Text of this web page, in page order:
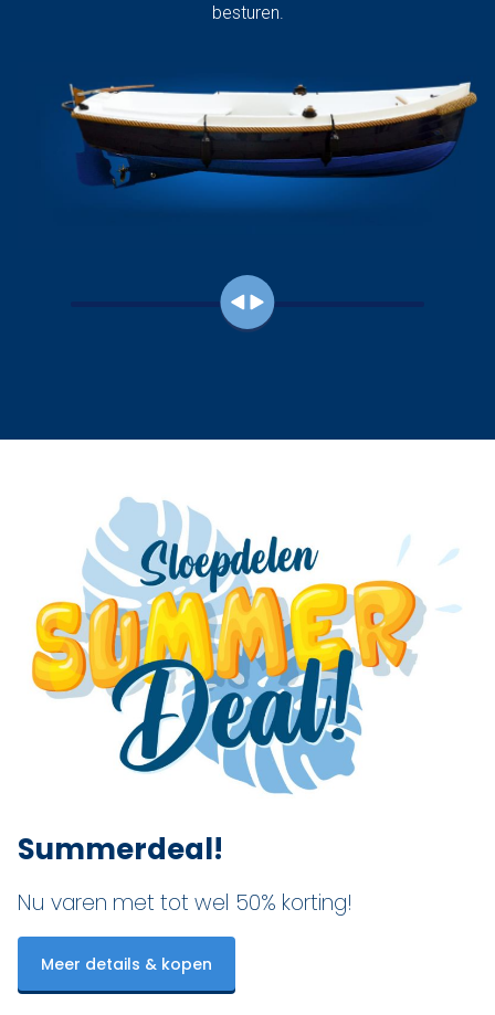
besturen.
Summerdeal!
Nu varen met tot wel 50% korting!
Meer details & kopen